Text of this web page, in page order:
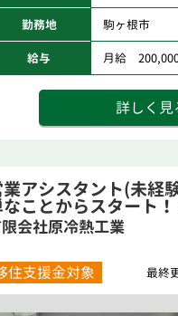
勤務地 駒ヶ根市
給与 月給
詳しく見
業アシスタント(未経
なことからスタート
...会社原冷熱工業
住支援金対象 最終